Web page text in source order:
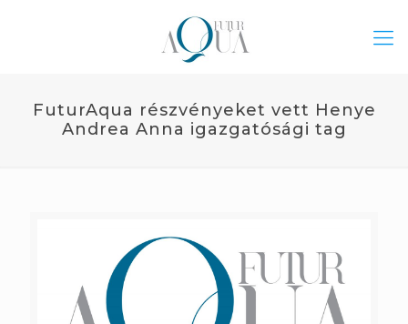
FuturAqua részvényeket vett Henye
Andrea Anna igazgatósági tag